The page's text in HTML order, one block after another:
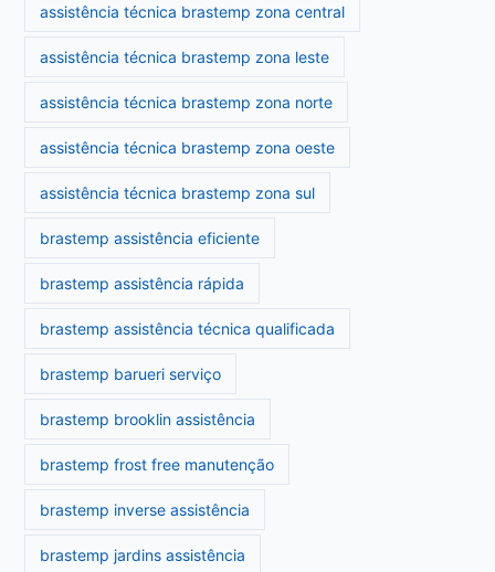
assistência técnica brastemp zona central
assistência técnica brastemp zona leste
assistência técnica brastemp zona norte
assistência técnica brastemp zona oeste
assistência técnica brastemp zona sul
brastemp assistência eficiente
brastemp assistência rápida
brastemp assistência técnica qualificada
brastemp barueri serviço
brastemp brooklin assistência
brastemp frost free manutenção
brastemp inverse assistência
brastemp jardins assistência